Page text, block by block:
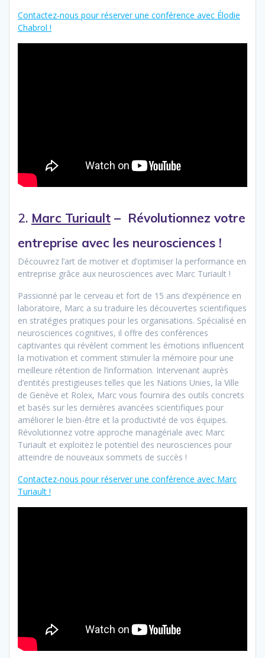
Contactez-nous pour réserver une conférence avec Élodie
Chabrol !
2. Marc Turiault – Révolutionnez votre
entreprise avec les neurosciences !
Découvrez l’art de motiver et d’optimiser la performance en
entreprise grâce aux neurosciences avec Marc Turiault !
Passionné par le cerveau et fort de 15 ans d’expérience en
laboratoire, Marc a su traduire les découvertes scientifiques
en stratégies pratiques pour les organisations. Spécialisé en
neurosciences cognitives, il offre des conférences
captivantes qui révèlent comment les émotions influencent
la motivation et comment stimuler la mémoire pour une
meilleure rétention de l’information. Intervenant auprès
d’entités prestigieuses telles que les Nations Unies, la Ville
de Genève et Rolex, Marc vous fournira des outils concrets
et basés sur les dernières avancées scientifiques pour
améliorer le bien-être et la productivité de vos équipes.
Révolutionnez votre approche managériale avec Marc
Turiault et exploitez le potentiel des neurosciences pour
atteindre de nouveaux sommets de succès !
Contactez-nous pour réserver une conférence avec Marc
Turiault !